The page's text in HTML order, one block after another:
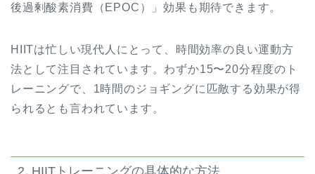
後過剰酸素消費（EPOC）」効果も期待できます。
HIITは忙しい現代人にとって、時間効率の良い運動方
法として注目されています。わずか15〜20分程度のト
レーニングで、1時間のジョギングに匹敵する効果が得
られるとも言われています。
2. HIITトレーニングの具体的な方法